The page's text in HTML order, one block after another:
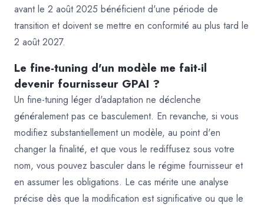
avant le 2 août 2025 bénéficient d'une période de
transition et doivent se mettre en conformité au plus tard le
2 août 2027.
Le fine-tuning d'un modèle me fait-il
devenir fournisseur GPAI ?
Un fine-tuning léger d'adaptation ne déclenche
généralement pas ce basculement. En revanche, si vous
modifiez substantiellement un modèle, au point d'en
changer la finalité, et que vous le rediffusez sous votre
nom, vous pouvez basculer dans le régime fournisseur et
en assumer les obligations. Le cas mérite une analyse
précise dès que la modification est significative ou que le